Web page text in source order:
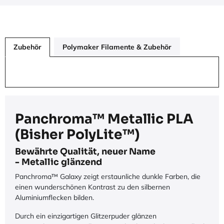
Zubehör Polymaker Filamente & Zubehör
Panchroma™ Metallic PLA
(Bisher PolyLite™)
Bewährte Qualität, neuer Name
- Metallic glänzend
Panchroma™ Galaxy zeigt erstaunliche dunkle Farben, die
einen wunderschönen Kontrast zu den silbernen
Aluminiumflecken bilden.
Durch ein einzigartigen Glitzerpuder glänzen